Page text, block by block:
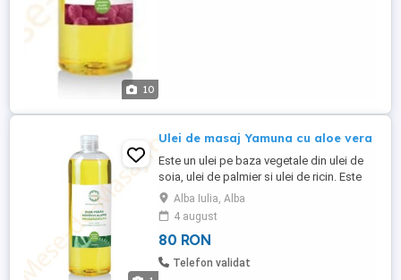
10
Ulei de masaj Yamuna cu aloe vera
Este un ulei pe baza vegetale din ulei de
soia, ulei de palmier si ulei de ricin. Este
bogat in vitamine, resurse minerale,
aminoacizi si enzime. Contine mai mult de
doua sute de substante active, are efect
benefic asupra orcarei tip de ten. Are patru
caracteristici principale: fungicid,
Alba Iulia, Alba
4 august
80 RON
Telefon validat